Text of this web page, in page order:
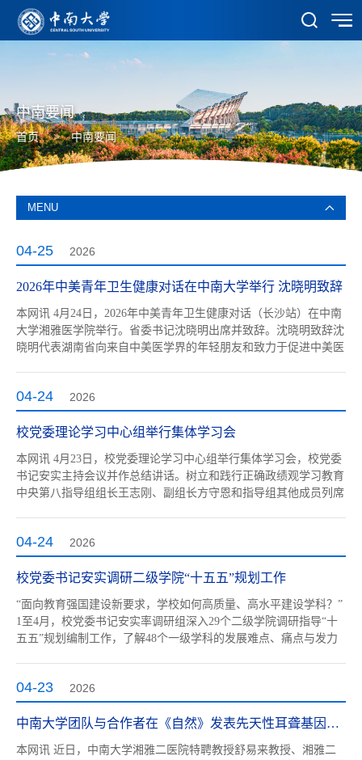
中南要闻
首页>中南要闻
MENU
04-25 2026
2026年中美青年卫生健康对话在中南大学举行 沈晓明致辞
本网讯 4月24日，2026年中美青年卫生健康对话（长沙站）在中南
大学湘雅医学院举行。省委书记沈晓明出席并致辞。沈晓明致辞沈
晓明代表湖南省向来自中美医学界的年轻朋友和致力于促进中美医
自己的神圣使命。医生有国籍，但医学无国界。过去几十年的实践
已经证明，国...
04-24 2026
校党委理论学习中心组举行集体学习会
本网讯 4月23日，校党委理论学习中心组举行集体学习会，校党委
书记安实主持会议并作总结讲话。树立和践行正确政绩观学习教育
中央第八指导组组长王志刚、副组长方守恩和指导组其他成员列席
绩观生动实践》《习近平关于树立和践行正确政绩观论述摘编》
《树立和践行正...
04-24 2026
校党委书记安实调研二级学院“十五五”规划工作
“面向教育强国建设新要求，学校如何高质量、高水平建设学科？”
1至4月，校党委书记安实率调研组深入29个二级学院调研指导“十
五五”规划编制工作，了解48个一级学科的发展难点、痛点与发力
五五”时期是我国‌基本实现社会主义现代化夯实基础、全面发力的
关键时...
04-23 2026
中南大学团队与合作者在《自然》发表先天性耳聋基因治疗多中心研究成果
本网讯 近日，中南大学湘雅二医院特聘教授舒易来教授、湘雅二